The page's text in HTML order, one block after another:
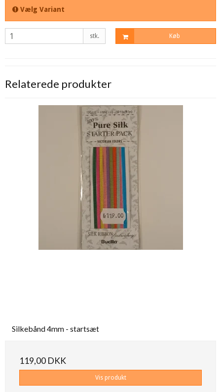
Vælg Variant
stk. Køb
Relaterede produkter
Silkebånd 4mm - startsæt
119,00 DKK
Vis produkt